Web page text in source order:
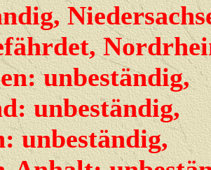
unbeständig,
unbeständig,
unbeständig,